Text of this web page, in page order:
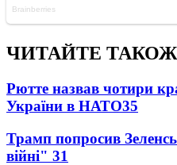
ЧИТАЙТЕ ТАКОЖ
Рютте назвав чотири
України в НАТО35
Трамп попросив
війні" 31